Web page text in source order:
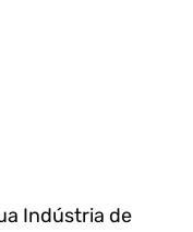
Indústria de